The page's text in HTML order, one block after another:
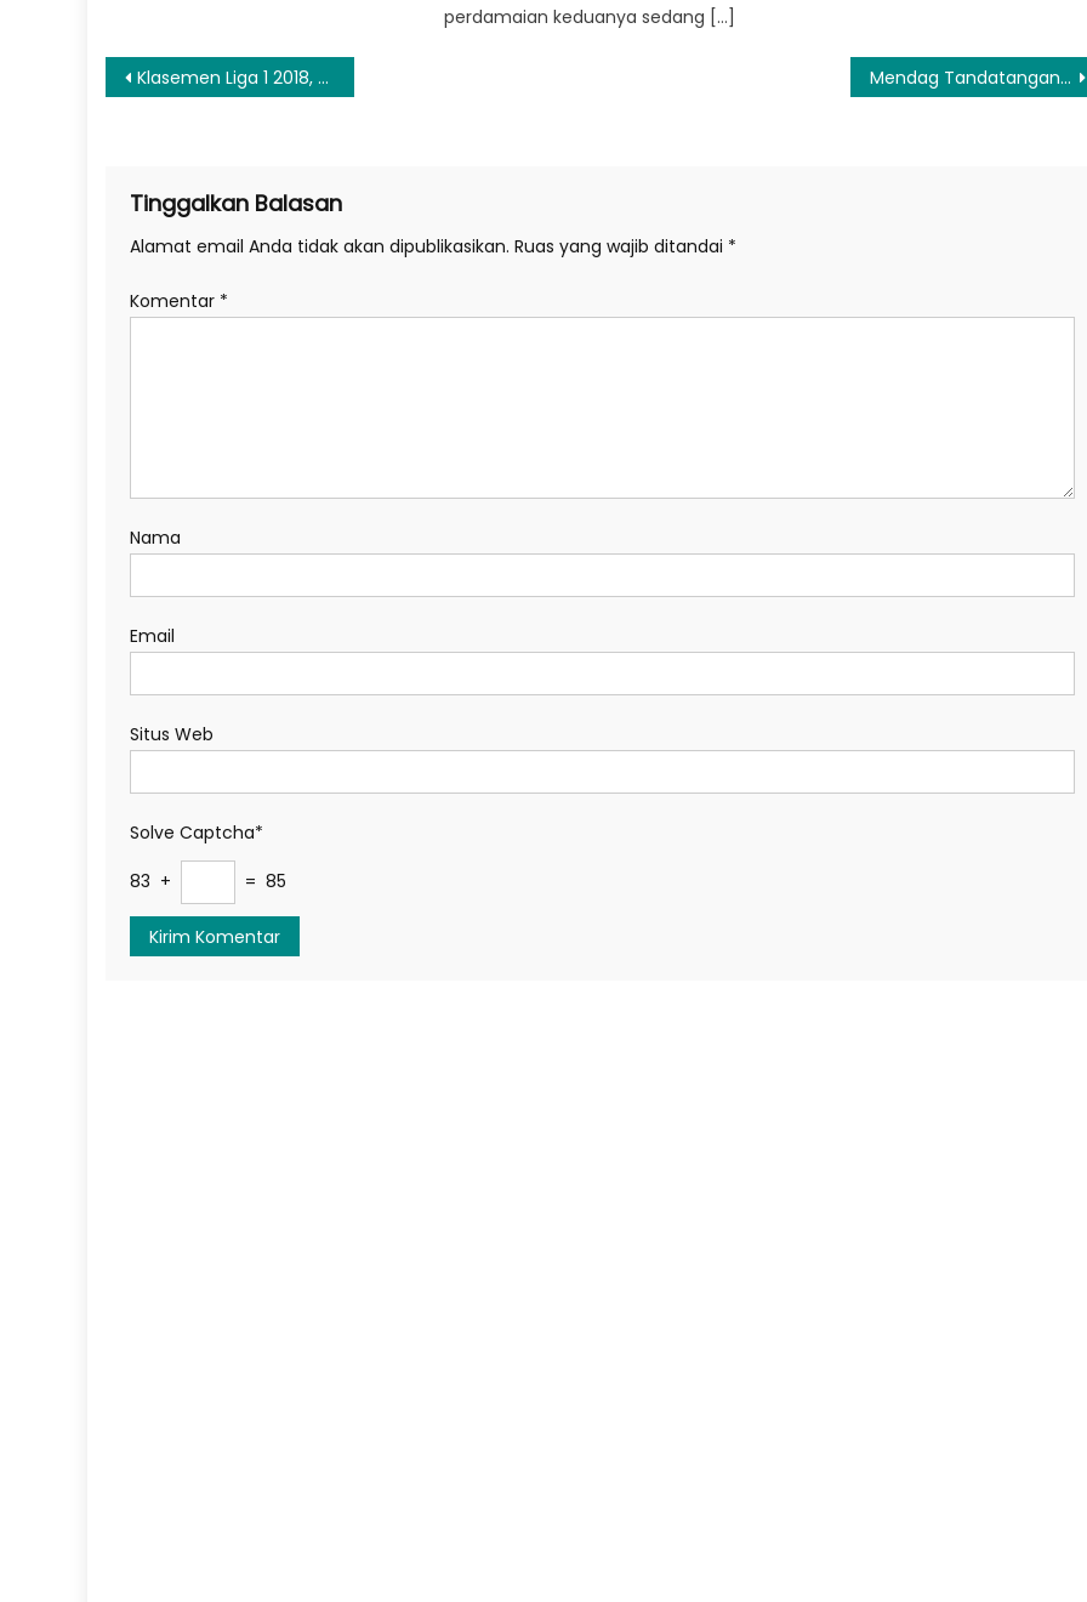
perdamaian keduanya sedang […]
Navigasi
Klasemen Liga 1 2018, Persaingan Persija Jakarta dan PSM Makassar Mendag Tandatangani Perjanjian Kerja Sama Perdagangan dengan Eropa
Tinggalkan Balasan
Alamat email Anda tidak akan dipublikasikan. Ruas yang wajib ditandai *
Komentar *
Nama
Email
Situs Web
Solve Captcha*
83 +
= 85